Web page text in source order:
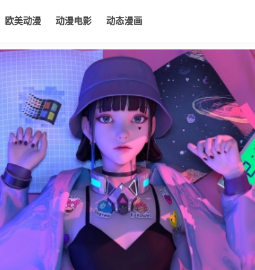
欧美动漫 动漫电影 动态漫画
动态漫画